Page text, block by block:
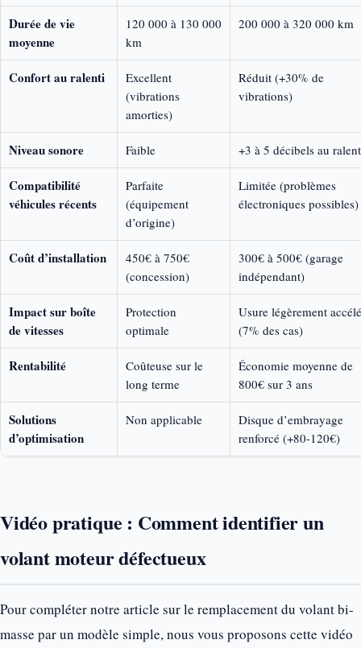
Durée de vie
moyenne
120 000 à 130 000
km
200 000 à 320 000 km
Confort au ralenti
Excellent
(vibrations
amorties)
Réduit (+30% de
vibrations)
Niveau sonore Faible +3 à 5 décibels au
Compatibilité
véhicules récents
Parfaite
(équipement
d’origine)
Limitée (problèmes
électroniques possibles)
Coût d’installation
450€ à 750€
(concession)
300€ à 500€ (garage
indépendant)
Impact sur boîte
de vitesses
Protection
optimale
Usure légèrement
(7% des cas)
Rentabilité
Coûteuse sur le
long terme
Économie moyenne de
800€ sur 3 ans
Solutions
d’optimisation
Non applicable
Disque d’embrayage
renforcé (+80-120€)
Vidéo pratique : Comment identifier un
volant moteur défectueux
Pour compléter notre article sur le remplacement du volant bi-
masse par un modèle simple, nous vous proposons cette vidéo